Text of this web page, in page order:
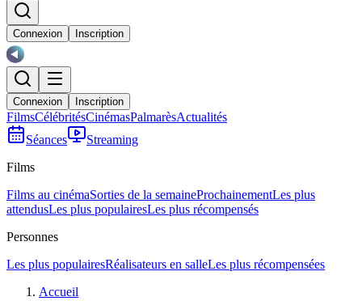
Connexion Inscription
Connexion Inscription
FilmsCélébritésCinémasPalmarèsActualités
Séances
Streaming
Films
Films au cinémaSorties de la semaineProchainementLes plus
attendusLes plus populairesLes plus récompensés
Personnes
Les plus populairesRéalisateurs en salleLes plus récompensées
Accueil